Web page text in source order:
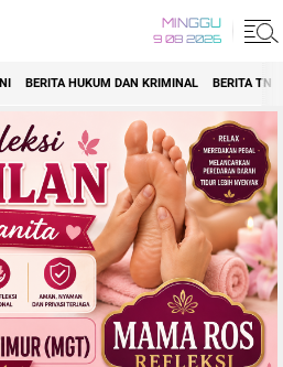
MINGGU
9 08 2026
BERITA HUKUM DAN KRIMINAL BERITA TNI